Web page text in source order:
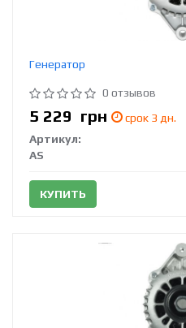
Генератор
0 отзывов
5 229 грн
срок 3 дн.
Артикул:
AS
КУПИТЬ